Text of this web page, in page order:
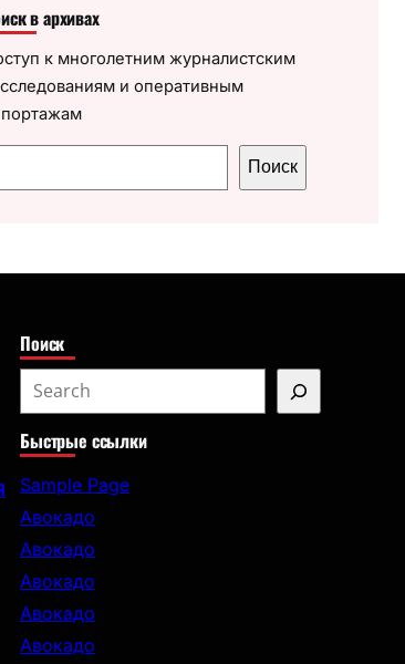
в архивах
к многолетним журналистским
и оперативным
Поиск
Поиск
e
a
r
c
h
Быстрые ссылки
Sample Page
Авокадо
Авокадо
Авокадо
Авокадо
Авокадо